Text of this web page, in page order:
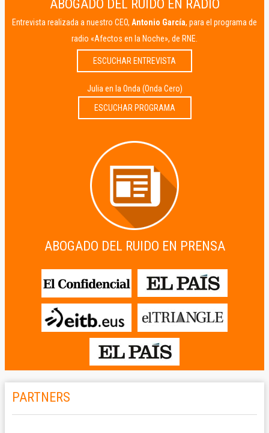
ABOGADO DEL RUIDO EN RADIO
Entrevista realizada a nuestro CEO, Antonio García, para el programa de
radio «Afectos en la Noche», de RNE.
ESCUCHAR ENTREVISTA
Julia en la Onda (Onda Cero)
ESCUCHAR PROGRAMA
ABOGADO DEL RUIDO EN PRENSA
PARTNERS